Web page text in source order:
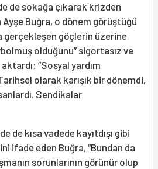
de sokağa çıkarak krizden
Buğra, o dönem görüştüğü
gerçekleşen göçlerin üzerine
olduğunu” sigortasız ve
“Sosyal yardım
olarak karışık bir dönemdi,
Sendikalar
de kısa vadede kayıtdışı gibi
ifade eden Buğra, “Bundan da
sorunlarının görünür olup